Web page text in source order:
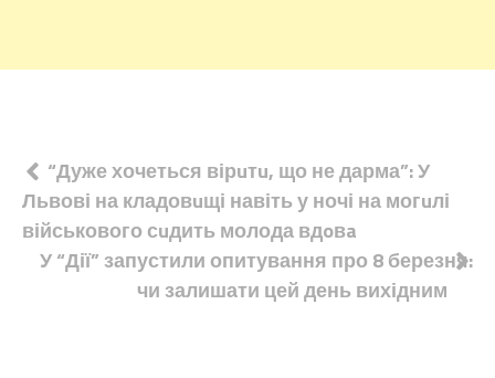
Навігація
записів
“Дуже хочеться вірuтu, що не дарма”: У
Львові на кладовuщі навіть у ночі на могuлі
військового сuдить молода вдoвa
У “Дії” запустили опитування про 8 березня:
чи залишати цей день вихідним